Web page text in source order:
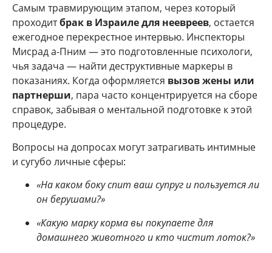
Самым травмирующим этапом, через который
проходитбрак в Израиле для неевреев, остается
ежегодное перекрестное интервью. Инспекторы
Мисрад а-Пним — это подготовленные психологи,
чья задача — найти деструктивные маркеры в
показаниях. Когда оформляется вызов жены или
партнерши, пара часто концентрируется на сборе
справок, забывая о ментальной подготовке к этой
процедуре.
Вопросы на допросах могут затрагивать интимные
и сугубо личные сферы:
«На каком боку спит ваш супруг и пользуется ли
он берушами?»
«Какую марку корма вы покупаете для
домашнего животного и кто чистит лоток?»